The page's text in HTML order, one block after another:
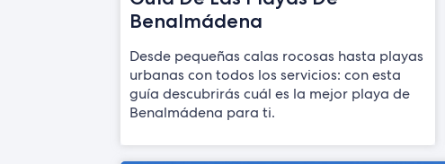
Benalmádena
Desde pequeñas calas rocosas hasta playas
urbanas con todos los servicios: con esta
guía descubrirás cuál es la mejor playa de
Benalmádena para ti.